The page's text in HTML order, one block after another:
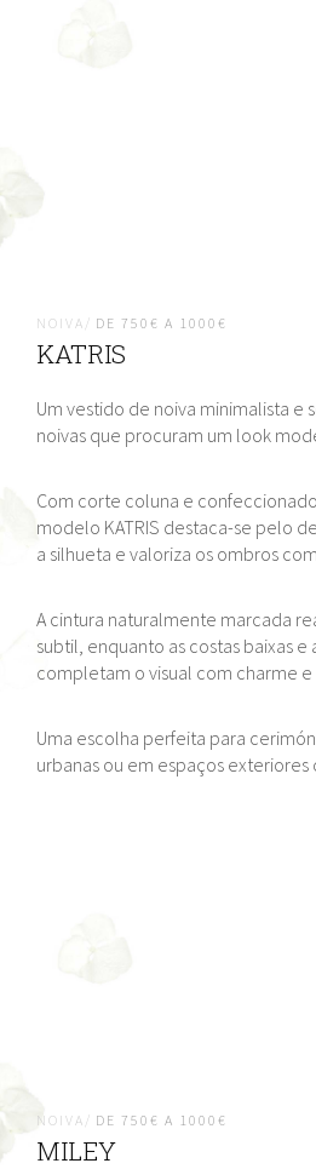
NOIVA/ DE 750€ A 1000€
KATRIS
Um vestido de noiva minimalista e
noivas que procuram um look
Com corte coluna e
modelo KATRIS destaca-se pelo
a silhueta e valoriza os ombros
A cintura naturalmente marcada
subtil, enquanto as costas baixas e
completam o visual com charme e
Uma escolha perfeita para
urbanas ou em espaços exteriores
NOIVA/ DE 750€ A 1000€
MILEY